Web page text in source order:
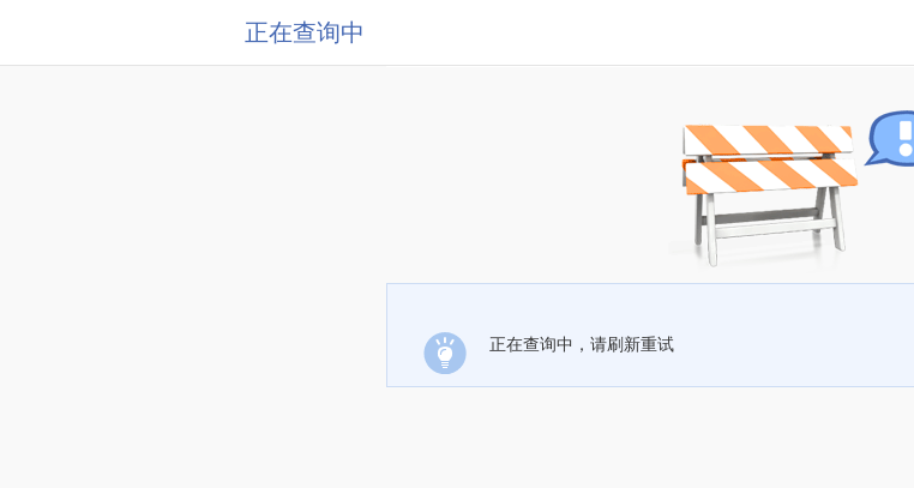
正在查询中
正在查询中，请刷新重试